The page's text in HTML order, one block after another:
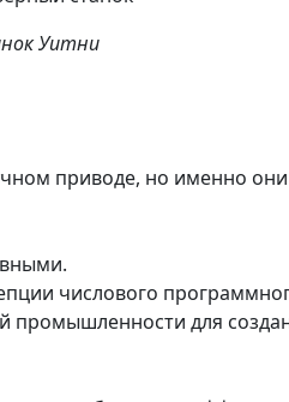
Уитни
приводе, но именно
числового
для